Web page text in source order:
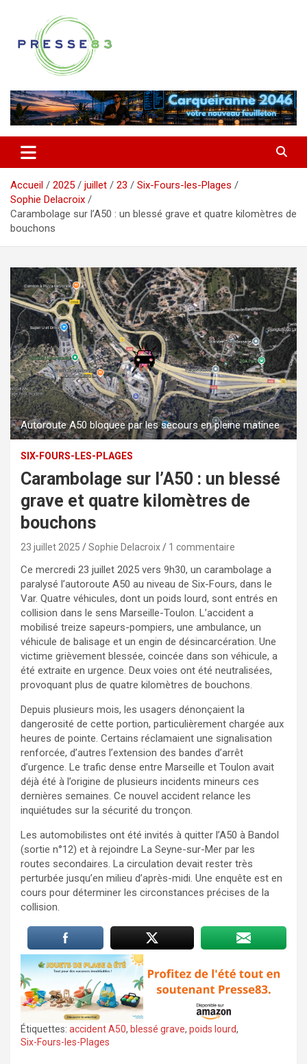
contenu
Presse 83
Accueil 2025 juillet 23
Six-Fours-les-Plages
Sophie Delacroix
Carambolage sur l’A50 : un blessé grave et quatre kilomètres de
bouchons
Autoroute A50 bloquee par les secours en pleine matinee
SIX-FOURS-LES-PLAGES
Carambolage sur l’A50 : un blessé
grave et quatre kilomètres de
bouchons
23 juillet 2025 Sophie Delacroix 1 commentaire
Ce mercredi 23 juillet 2025 vers 9h30, un carambolage a
paralysé l’autoroute A50 au niveau de Six-Fours, dans le
Var. Quatre véhicules, dont un poids lourd, sont entrés en
collision dans le sens Marseille-Toulon. L’accident a
mobilisé treize sapeurs-pompiers, une ambulance, un
véhicule de balisage et un engin de désincarcération. Une
victime grièvement blessée, coincée dans son véhicule, a
été extraite en urgence. Deux voies ont été neutralisées,
provoquant plus de quatre kilomètres de bouchons.
Depuis plusieurs mois, les usagers dénonçaient la
dangerosité de cette portion, particulièrement chargée aux
heures de pointe. Certains réclamaient une signalisation
renforcée, d’autres l’extension des bandes d’arrêt
d’urgence. Le trafic dense entre Marseille et Toulon avait
déjà été à l’origine de plusieurs incidents mineurs ces
dernières semaines. Ce nouvel accident relance les
inquiétudes sur la sécurité du tronçon.
Les automobilistes ont été invités à quitter l’A50 à Bandol
(sortie n°12) et à rejoindre La Seyne-sur-Mer par les
routes secondaires. La circulation devait rester très
perturbée jusqu’en milieu d’après-midi. Une enquête est en
cours pour déterminer les circonstances précises de la
collision.
Étiquettes: accident A50, blessé grave, poids lourd,
Six-Fours-les-Plages